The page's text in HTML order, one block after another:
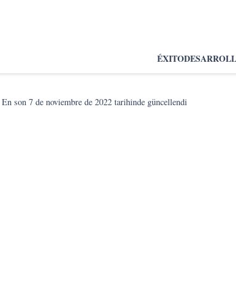
ÉXITO
En son7 de noviembre de 2022 tarihinde güncellendi